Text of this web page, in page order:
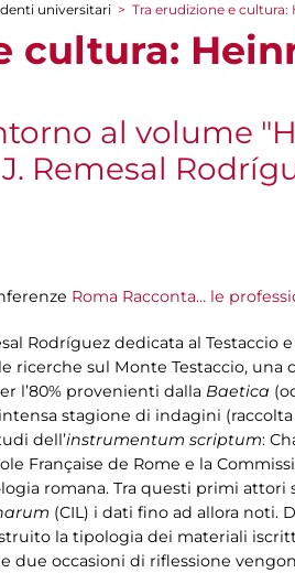
universitari > Tra erudizione e cultura:
cultura:
al volume
Remesal
Roma Racconta… le
Rodríguez dedicata al Testaccio
sul Monte Testaccio, una
l’80% provenienti dalla Baetica
stagione di indagini
dell’instrumentum scriptum:
Française de Rome e la
romana. Tra questi primi attori
(CIL) i dati fino ad allora noti.
la tipologia dei materiali
due occasioni di riflessione